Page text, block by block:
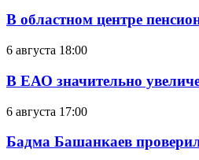
В областном центре
6 августа 18:00
В ЕАО значительно
6 августа 17:00
Бадма Башанкаев